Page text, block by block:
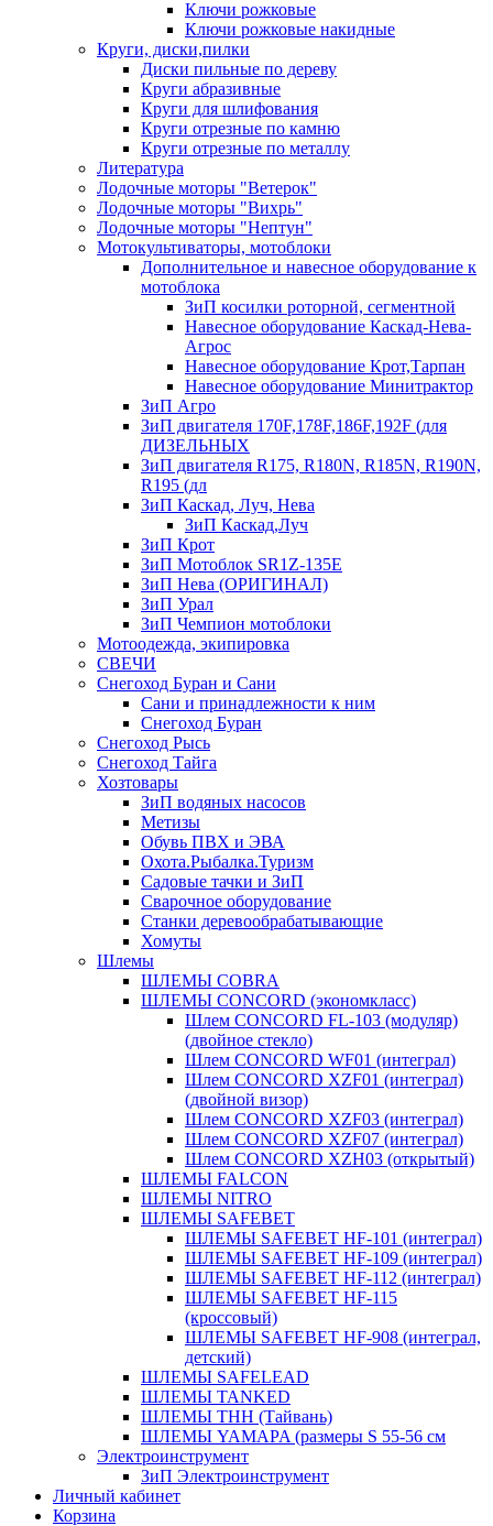
Ключи рожковые
Ключи рожковые накидные
Круги, диски,пилки
Диски пильные по дереву
Круги абразивные
Круги для шлифования
Круги отрезные по камню
Круги отрезные по металлу
Литература
Лодочные моторы "Ветерок"
Лодочные моторы "Вихрь"
Лодочные моторы "Нептун"
Мотокультиваторы, мотоблоки
Дополнительное и навесное оборудование к
мотоблока
ЗиП косилки роторной, сегментной
Навесное оборудование Каскад-Нева-
Агрос
Навесное оборудование Крот,Тарпан
Навесное оборудование Минитрактор
ЗиП Агро
ЗиП двигателя 170F,178F,186F,192F (для
ДИЗЕЛЬНЫХ
ЗиП двигателя R175, R180N, R185N, R190N,
R195 (дл
ЗиП Каскад, Луч, Нева
ЗиП Каскад,Луч
ЗиП Крот
ЗиП Мотоблок SR1Z-135E
ЗиП Нева (ОРИГИНАЛ)
ЗиП Урал
ЗиП Чемпион мотоблоки
Мотоодежда, экипировка
СВЕЧИ
Снегоход Буран и Сани
Сани и принадлежности к ним
Снегоход Буран
Снегоход Рысь
Снегоход Тайга
Хозтовары
ЗиП водяных насосов
Метизы
Обувь ПВХ и ЭВА
Охота.Рыбалка.Туризм
Садовые тачки и ЗиП
Сварочное оборудование
Станки деревообрабатывающие
Хомуты
Шлемы
ШЛЕМЫ COBRA
ШЛЕМЫ CONCORD (экономкласс)
Шлем CONCORD FL-103 (модуляр)
(двойное стекло)
Шлем CONCORD WF01 (интеграл)
Шлем CONCORD XZF01 (интеграл)
(двойной визор)
Шлем CONCORD XZF03 (интеграл)
Шлем CONCORD XZF07 (интеграл)
Шлем CONCORD XZH03 (открытый)
ШЛЕМЫ FALCON
ШЛЕМЫ NITRO
ШЛЕМЫ SAFEBET
ШЛЕМЫ SAFEBET HF-101 (интеграл)
ШЛЕМЫ SAFEBET HF-109 (интеграл)
ШЛЕМЫ SAFEBET HF-112 (интеграл)
ШЛЕМЫ SAFEBET HF-115
(кроссовый)
ШЛЕМЫ SAFEBET HF-908 (интеграл,
детский)
ШЛЕМЫ SAFELEAD
ШЛЕМЫ TANKED
ШЛЕМЫ THH (Тайвань)
ШЛЕМЫ YAMAPA (размеры S 55-56 см
Электроинструмент
ЗиП Электроинструмент
Личный кабинет
Корзина